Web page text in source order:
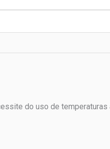
do uso de temperaturas